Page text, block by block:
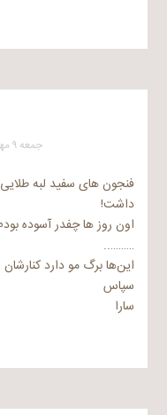
جمعه ۹ مهر ۱۳۸۹ در ۲:۴۲ قبل از ظهر
فنجون های سفید لبه
داشت!
اون روز ها چفدر آسوده
………..
این‌ها برگ مو دارد کنارشان
سپاس
سارا